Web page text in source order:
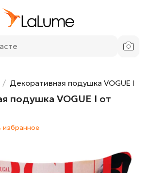
Декоративная подушка VOGUE I
подушка VOGUE I от
избранное